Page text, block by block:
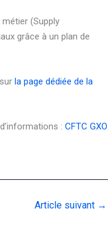
(Supply
grâce à un plan de
la page dédiée de la
: CFTC GXO
Article suivant →